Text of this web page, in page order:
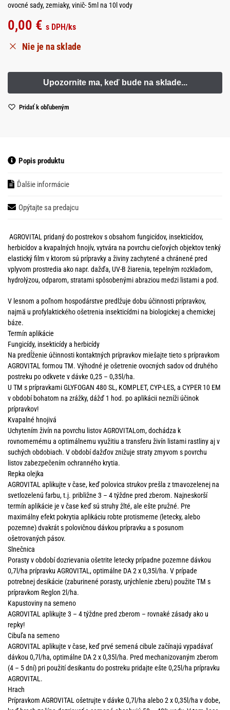
ovocné sady, zemiaky, vinič- 5ml na 10l vody
0,00 € s DPH/ks
Nie je na sklade
Pridať k obľubeným
Popis produktu
Ďalšie informácie
Opýtajte sa predajcu
AGROVITAL pridaný do postrekov s obsahom fungicídov, insekticídov,
herbicídov a kvapalných hnojív, vytvára na povrchu cieľových objektov tenký
elastický film v ktorom sú prípravky a živiny zachytené a chránené pred
vplyvom prostredia ako napr. dažďa, UV-B žiarenia, tepelným rozkladom,
hydrolýzou, odparom, stratami spôsobenými abraziou medzi listami a pod.
V lesnom a poľnom hospodárstve predlžuje dobu účinnosti prípravkov,
najmä u profylaktického ošetrenia insekticídmi na biologickej a chemickej
báze.
Termín aplikácie
Fungicídy, insekticídy a herbicídy
Na predĺženie účinnosti kontaktných prípravkov miešajte tieto s prípravkom
AGROVITAL formou TM. Výhodné je ošetrenie ovocných sadov od druhého
postreku po odkvete v dávke 0,25 – 0,35l/ha.
U TM s prípravkami GLYFOGAN 480 SL, KOMPLET, CYP-LES, a CYPER 10 EM
v období bohatom na zrážky, dážď 1 hod. po aplikácii nezníži účinok
prípravkov!
Kvapalné hnojivá
Uchytením živín na povrchu listov AGROVITALom, dochádza k
rovnomernému a optimálnemu využitiu a transferu živín listami rastliny aj v
suchých obdobiach. V období dažďov znižuje straty zmyvom s povrchu
listov zabezpečením ochranného krytia.
Repka olejka
AGROVITAL aplikujte v čase, keď polovica strukov prešla z tmavozelenej na
svetlozelenú farbu, t.j. približne 3 – 4 týždne pred zberom. Najneskorší
termín aplikácie je v čase keď sú struhy žlté, ale ešte pružné. Pre
maximálny efekt pokrytia aplikáciu robte protismerne (letecky, alebo
pozemne) dvakrát s polovičnou dávkou prípravku a s posunom
ošetrovaných pásov.
Slnečnica
Porasty v období dozrievania ošetrite letecky prípadne pozemne dávkou
0,7l/ha prípravku AGROVITAL, optimálne DA 2 x 0,35l/ha. V prípade
potrebnej desikácie (zaburinené porasty, urýchlenie zberu) použite TM s
prípravkom Reglon 2l/ha.
Kapustoviny na semeno
AGROVITAL aplikujte 3 – 4 týždne pred zberom – rovnaké zásady ako u
repky!
Cibuľa na semeno
AGROVITAL aplikujte v čase, keď prvé semená cibule začínajú vypadávať
dávkou 0,7l/ha, optimálne DA 2 x 0,35l/ha. Pred mechanizovaným zberom
(4 – 5 dní) pri použití desikantu do postreku pridajte ešte 0,25l/ha prípravku
AGROVITAL.
Hrach
Prípravkom AGROVITAL ošetrujte v dávke 0,7l/ha alebo 2 x 0,35l/ha v dobe,